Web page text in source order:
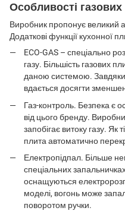
Особливості газових
Виробник пропонує великий
Додаткові функції кухонної
ECO-GAS – спеціально
газу. Більшість газових
даною системою. Завдяки
вдається досягти
Газ-контроль. Безпека є
від цього бренду.
запобігає витоку газу. Як
плита автоматично
Електропідпал. Більше
спеціальних
оснащуються
моделі, вогонь може
поворотом ручки.